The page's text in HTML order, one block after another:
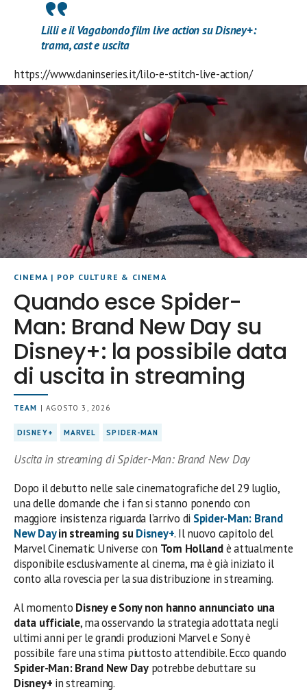
Lilli e il Vagabondo film live action su Disney+:
trama, cast e uscita
https://www.daninseries.it/lilo-e-stitch-live-action/
CINEMA | POP CULTURE & CINEMA
Quando esce Spider-
Man: Brand New Day su
Disney+: la possibile data
di uscita in streaming
TEAM | AGOSTO 3, 2026
DISNEY+ MARVEL SPIDER-MAN
Uscita in streaming di Spider-Man: Brand New Day
Dopo il debutto nelle sale cinematografiche del 29 luglio,
una delle domande che i fan si stanno ponendo con
maggiore insistenza riguarda l’arrivo di Spider-Man: Brand
New Dayin streaming suDisney+. Il nuovo capitolo del
Marvel Cinematic Universe con Tom Hollandè attualmente
disponibile esclusivamente al cinema, ma è già iniziato il
conto alla rovescia per la sua distribuzione in streaming.
Al momento Disney e Sony non hanno annunciato una
data ufficiale, ma osservando la strategia adottata negli
ultimi anni per le grandi produzioni Marvel e Sony è
possibile fare una stima piuttosto attendibile. Ecco quando
Spider-Man: Brand New Daypotrebbe debuttare su
Disney+ in streaming.